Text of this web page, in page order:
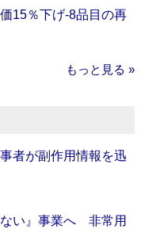
15％下げ‐8品目の再
もっと見る »
者が副作用情報を迅
ない』事業へ 非常用